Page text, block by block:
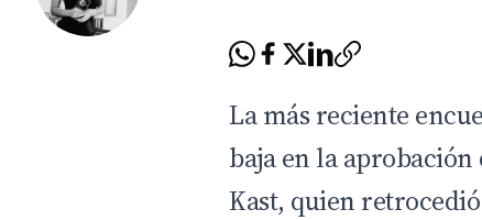
La más reciente
baja en la
Kast, quien